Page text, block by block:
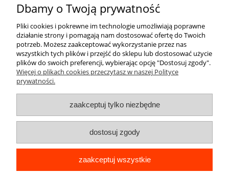
Pomoc
Moje konto
Płatności i dostawa
O nas
Dbamy o Twoją prywatność
Pliki cookies i pokrewne im technologie umożliwiają poprawne
działanie strony i pomagają nam dostosować ofertę do Twoich
potrzeb. Możesz zaakceptować wykorzystanie przez nas
wszystkich tych plików i przejść do sklepu lub dostosować użycie
plików do swoich preferencji, wybierając opcję "Dostosuj zgody".
Więcej o plikach cookies przeczytasz w naszej Polityce
prywatności.
zaakceptuj tylko niezbędne
dostosuj zgody
zaakceptuj wszystkie